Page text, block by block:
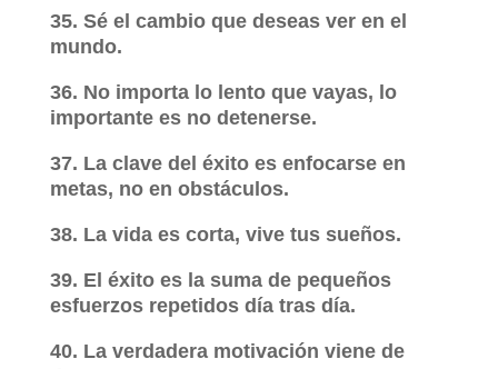
35. Sé el cambio que deseas ver en el
mundo.
36. No importa lo lento que vayas, lo
importante es no detenerse.
37. La clave del éxito es enfocarse en
metas, no en obstáculos.
38. La vida es corta, vive tus sueños.
39. El éxito es la suma de pequeños
esfuerzos repetidos día tras día.
40. La verdadera motivación viene de